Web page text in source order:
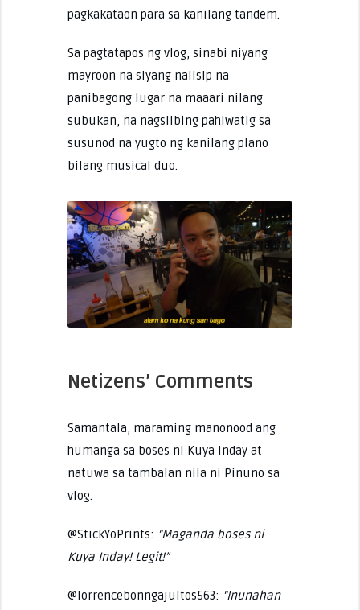
pagkakataon para sa kanilang tandem.
Sa pagtatapos ng vlog, sinabi niyang
mayroon na siyang naiisip na
panibagong lugar na maaari nilang
subukan, na nagsilbing pahiwatig sa
susunod na yugto ng kanilang plano
bilang musical duo.
Netizens’ Comments
Samantala, maraming manonood ang
humanga sa boses ni Kuya Inday at
natuwa sa tambalan nila ni Pinuno sa
vlog.
@StickYoPrints: “Maganda boses ni
Kuya Inday! Legit!”
@lorrencebonngajultos563: “Inunahan